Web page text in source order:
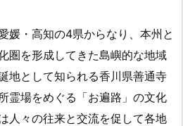
媛・高知の4県からなり、本州と
圏を形成してきた島嶼的な地域
地として知られる香川県善通寺
霊場をめぐる「お遍路」の文化
人々の往来と交流を促して各地